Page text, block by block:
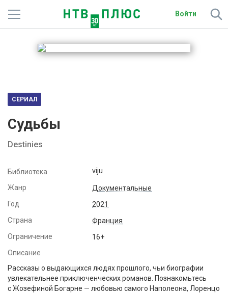
Войти
Телеканалы
О сайте
Активировать промокод
СЕРИАЛ
Судьбы
Destinies
Библиотека viju
Жанр
Документальные
Год
2021
Страна
Франция
Ограничение
16+
Описание
Рассказы о выдающихся людях прошлого, чьи биографии
увлекательнее приключенческих романов. Познакомьтесь
с Жозефиной Богарне — любовью самого Наполеона, Лоренцо